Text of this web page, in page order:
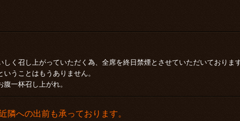
く召し上がっていただく為、全席を終日禁煙とさせていただいておりま
うことはもうありません。
一杯召し上がれ。
隣への出前も承っております。